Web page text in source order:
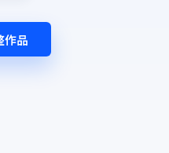
作品